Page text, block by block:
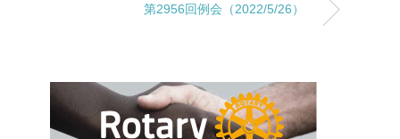
第2956回例会（2022/5/26）